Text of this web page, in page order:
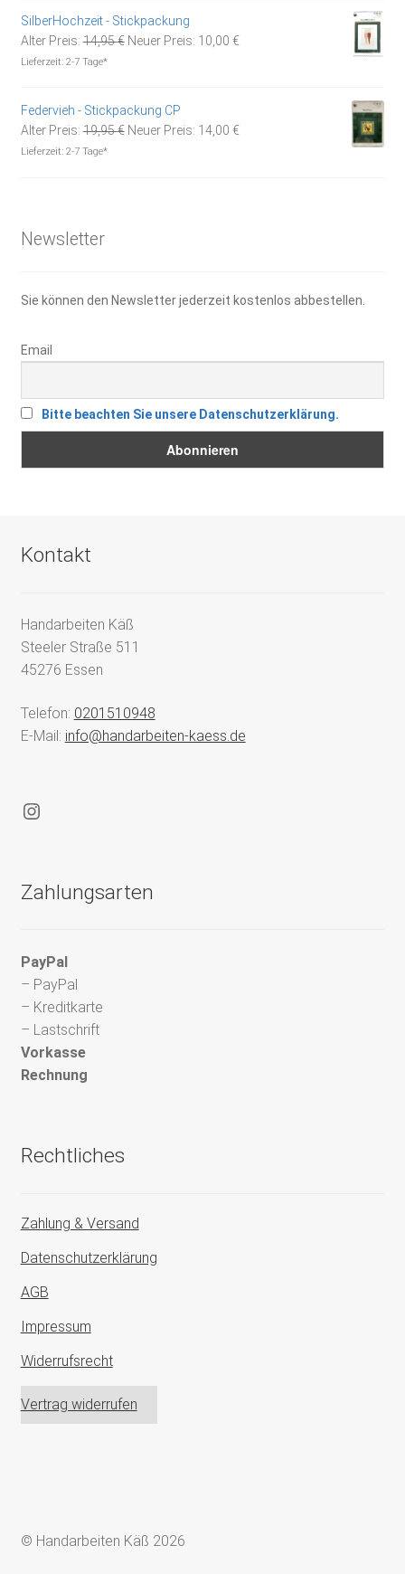
SilberHochzeit - Stickpackung
Alter Preis: 14,95€ Ursprünglicher
Neuer Preis: 10,00 €Aktueller
Lieferzeit: 2-7 Tage*
Federvieh - Stickpackung CP
Alter Preis: 19,95€ Ursprünglicher
Neuer Preis: 14,00 €Aktueller
Lieferzeit: 2-7 Tage*
Newsletter
Sie können den Newsletter jederzeit kostenlos abbestellen.
Email
Bitte beachten Sie unsere Datenschutzerklärung.
Kontakt
Handarbeiten Käß
Steeler Straße 511
45276 Essen
Telefon: 0201510948
E-Mail: info@handarbeiten-kaess.de
Instagram
Zahlungsarten
PayPal
– PayPal
– Kreditkarte
– Lastschrift
Vorkasse
Rechnung
Rechtliches
Zahlung & Versand
Datenschutzerklärung
AGB
Impressum
Widerrufsrecht
Vertrag widerrufen
© Handarbeiten Käß 2026